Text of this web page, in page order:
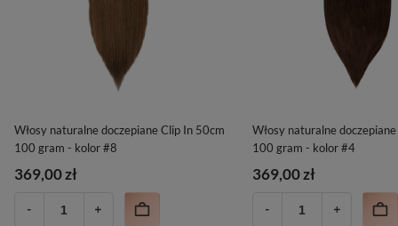
Włosy naturalne doczepiane Clip In 50cm
100 gram - kolor #8
369,00 zł
Włosy naturalne
100 gram - kolor #4
369,00 zł